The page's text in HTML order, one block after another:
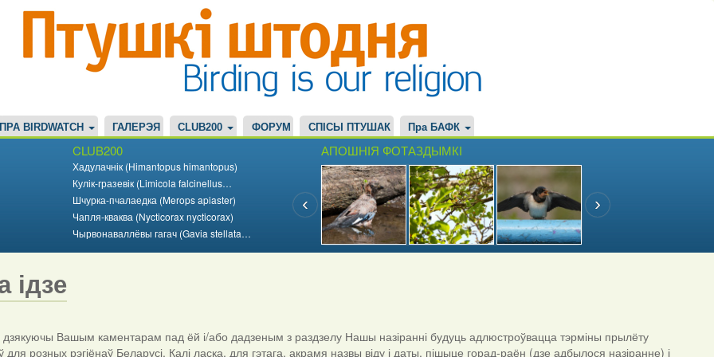
ПРА BIRDWATCH ГАЛЕРЭЯ CLUB200 ФОРУМ СПІСЫ ПТУШАК Пра БАФК
CLUB200
Хадулачнік (Himantopus himantopus)
Кулік-гразевік (Limicola falcinellus…
Шчурка-пчалаедка (Merops apiaster)
Чапля-кваква (Nycticorax nycticorax)
Чырвонаваллёвы гагач (Gavia stellata…
АПОШНІЯ ФОТАЗДЫМКІ
ідзе
Вашым каментарам пад ёй і/або дадзеным з раздзелу Нашы назіранні будуць адлюстроўвацца тэрміны прылёту
для розных рэгіёнаў Беларусі. Калі ласка, для гэтага, акрамя назвы віду і даты, пішыце горад-раён (дзе адбылося назіранне) і